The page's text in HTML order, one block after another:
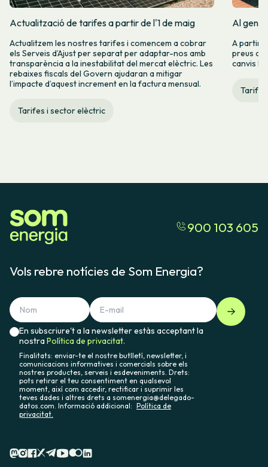
Actualització de tarifes a partir de l'1 de maig
Actualitzem les nostres tarifes i comencem a cobrar
els Serveis d’Ajust per separat per adaptar-nos amb
transparència a la inestabilitat del mercat elèctric. Les
rebaixes fiscals del Govern ajudaran a mitigar
l’impacte d’aquest increment en la factura mensual.
Tarifes i sector elèctric
Al
A partir
preus de
canvis hi
900 103 605
Vols rebre notícies de Som Energia?
En subscriure't a la newsletter estàs acceptant la
nostraPolítica de privacitat.
Finalitats: enviar-te el nostre butlletí, newsletter, i
comunicacions informatives i comercials sobre els
nostres productes, serveis i esdeveniments. Drets:
pots retirar el teu consentiment en qualsevol
moment, així com accedir, rectificar i suprimir les
teves dades i altres drets a somenergia@delegado-
datos.com. Informació addicional: Política de
privacitat.